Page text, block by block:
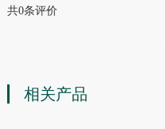
共0条评价
相关产品